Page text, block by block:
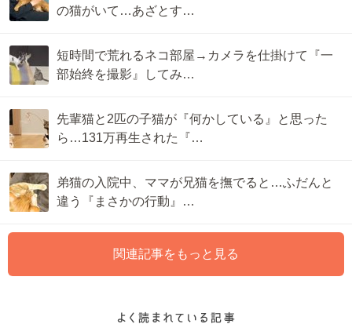
の猫がいて…あざとす…
短時間で荒れるネコ部屋→カメラを仕掛けて『一
部始終を撮影』してみ…
先輩猫と2匹の子猫が『何かしている』と思った
ら…131万再生された『…
弟猫の入院中、ママが兄猫を撫でると…ふだんと
違う『まさかの行動』…
関連記事をもっと見る